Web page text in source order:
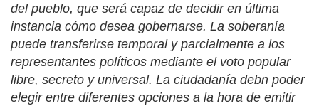
del pueblo, que será capaz de decidir en última
instancia cómo desea gobernarse. La soberanía
puede transferirse temporal y parcialmente a los
representantes políticos mediante el voto popular
libre, secreto y universal. La ciudadanía debn poder
elegir entre diferentes opciones a la hora de emitir